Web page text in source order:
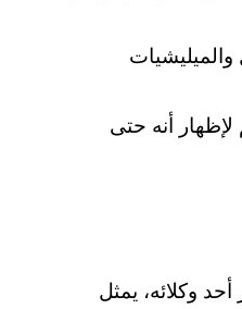
أنه حتى
وكلائه، يمثل